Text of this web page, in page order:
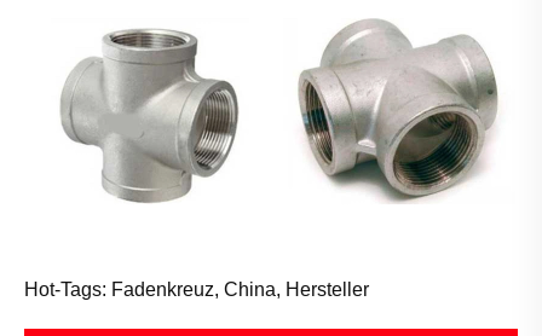
Hot-Tags: Fadenkreuz, China, Hersteller